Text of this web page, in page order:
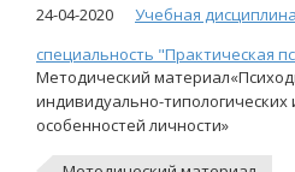
24-04-2020
Учебная
специальность "Практическая
Методический
индивидуально-типологических
особенностей личности»